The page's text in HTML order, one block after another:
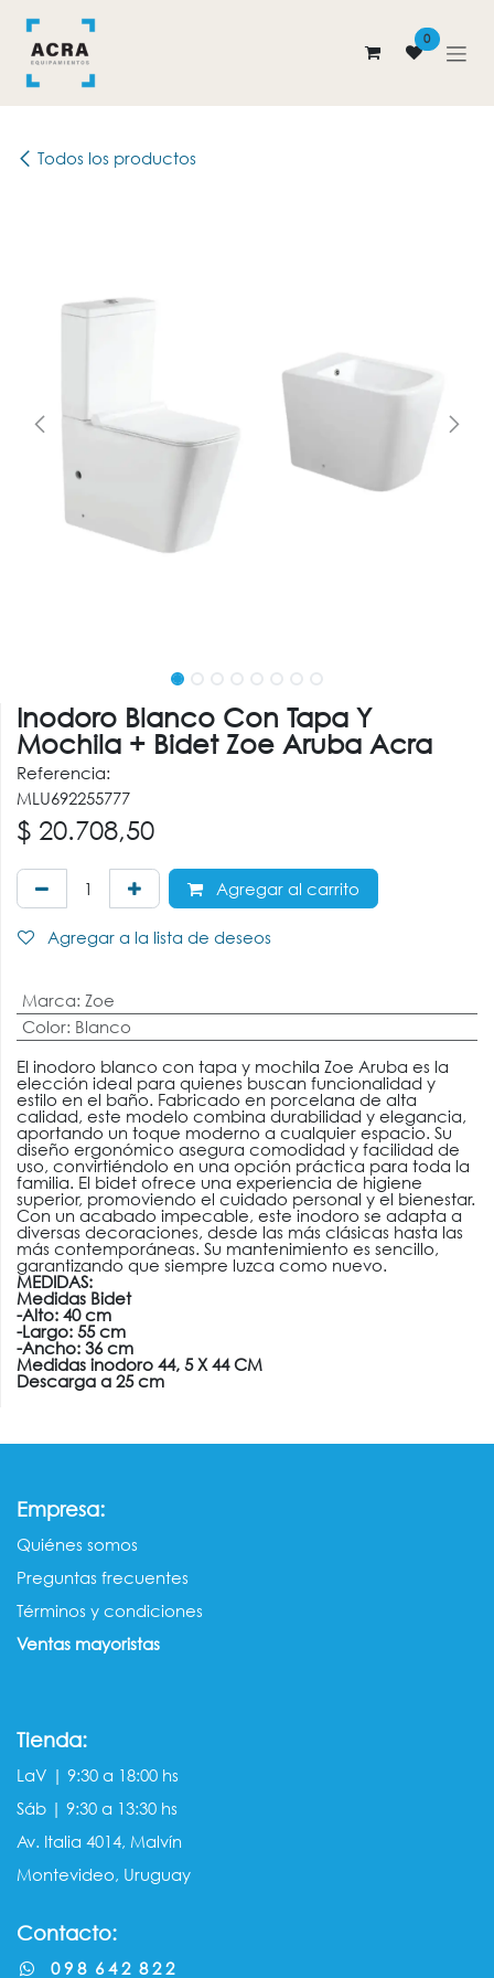
0
Todos los productos
Inodoro Blanco Con Tapa Y
Mochila + Bidet Zoe Aruba Acra
Referencia:
MLU692255777
$ 20.708,50
Agregar al carrito
Agregar a la lista de deseos
Marca: Zoe
Color: Blanco
El inodoro blanco con tapa y mochila Zoe Aruba es la
elección ideal para quienes buscan funcionalidad y
estilo en el baño. Fabricado en porcelana de alta
calidad, este modelo combina durabilidad y elegancia,
aportando un toque moderno a cualquier espacio. Su
diseño ergonómico asegura comodidad y facilidad de
uso, convirtiéndolo en una opción práctica para toda la
familia. El bidet ofrece una experiencia de higiene
superior, promoviendo el cuidado personal y el bienestar.
Con un acabado impecable, este inodoro se adapta a
diversas decoraciones, desde las más clásicas hasta las
más contemporáneas. Su mantenimiento es sencillo,
garantizando que siempre luzca como nuevo.
MEDIDAS:
Medidas Bidet
-Alto: 40 cm
-Largo: 55 cm
-Ancho: 36 cm
Medidas inodoro 44, 5 X 44 CM
Descarga a 25 cm
Empresa:
Quiénes somos​​
Preguntas frecuentes
Términos y condiciones
Ventas mayorista​s
Tienda:
LaV | 9:30 a 18:00 hs
Sáb | 9:30 a 13:30 hs
Av. Italia 4014, Malvín
Montevideo, Uruguay
Contacto:
0 9 8 6 4 2 8 2 2